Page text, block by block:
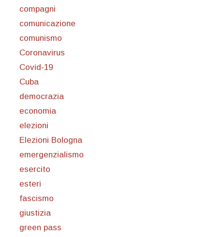
compagni
comunicazione
comunismo
Coronavirus
Covid-19
Cuba
democrazia
economia
elezioni
Elezioni Bologna
emergenzialismo
esercito
esteri
fascismo
giustizia
green pass